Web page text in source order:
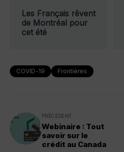
Les Français rêvent
de Montréal pour
cet été
COVID-19 Frontières
PRÉCÉDENT
Webinaire : Tout
savoir sur le
crédit au Canada